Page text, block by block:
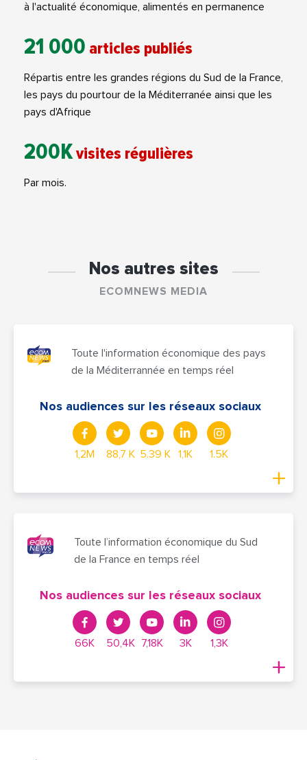
à l'actualité économique, alimentés en permanence
21 000 articles publiés
Répartis entre les grandes régions du Sud de la France,
les pays du pourtour de la Méditerranée ainsi que les
pays d'Afrique
200Kvisites régulières
Par mois.
Nos autres sites
ECOMNEWS MEDIA
Toute l'information économique des pays
de la Méditerrannée en temps réel
Nos audiences sur les réseaux sociaux
1,2M 88,7 K 5.39 K 1,1K 1.5K
Toute l’information économique du Sud
de la France en temps réel
Nos audiences sur les réseaux sociaux
66K 50,4K 7,18K 3K 1,3K